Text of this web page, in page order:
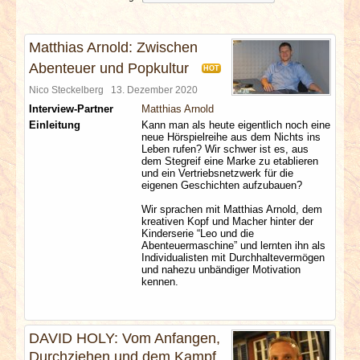
SPECIALS
REDAKTION
Matthias Arnold: Zwischen
Abenteuer und Popkultur
HOT
Nico Steckelberg 13. Dezember 2020
Interview-Partner
Matthias Arnold
Einleitung
Kann man als heute eigentlich noch eine
neue Hörspielreihe aus dem Nichts ins
Leben rufen? Wir schwer ist es, aus
dem Stegreif eine Marke zu etablieren
und ein Vertriebsnetzwerk für die
eigenen Geschichten aufzubauen?
Wir sprachen mit Matthias Arnold, dem
kreativen Kopf und Macher hinter der
Kinderserie “Leo und die
Abenteuermaschine” und lernten ihn als
Individualisten mit Durchhaltevermögen
und nahezu unbändiger Motivation
kennen.
DAVID HOLY: Vom Anfangen,
Durchziehen und dem Kampf